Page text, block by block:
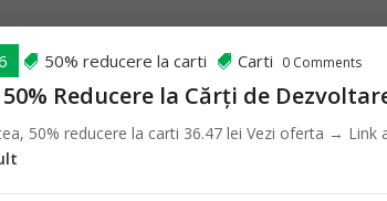
50% Reducere la Cărți de
50% reducere la carti Carti 0 Comments
50% reducere la carti 36.47 lei Vezi oferta → Link